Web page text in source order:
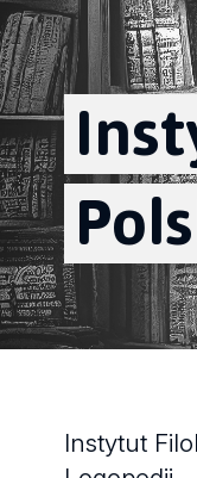
Instytut